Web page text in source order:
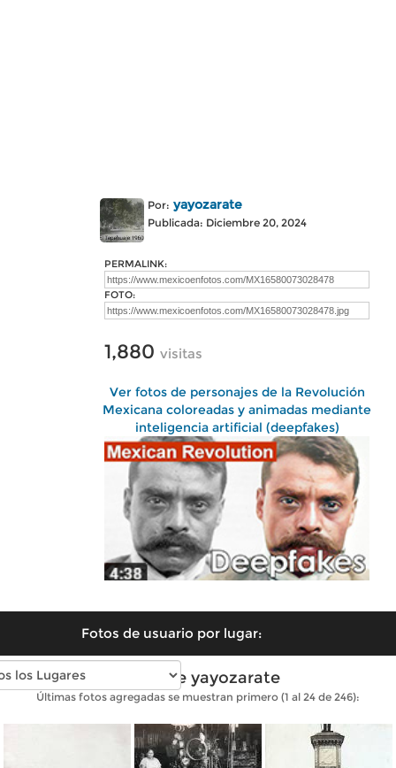
Por: yayozarate
Publicada: Diciembre 20, 2024
PERMALINK:
FOTO:
1,880 visitas
Ver fotos de personajes de la Revolución
Mexicana coloreadas y animadas mediante
inteligencia artificial (deepfakes)
Fotos de usuario por lugar:
Fotos de yayozarate
Últimas fotos agregadas se muestran primero (1 al 24 de 246):